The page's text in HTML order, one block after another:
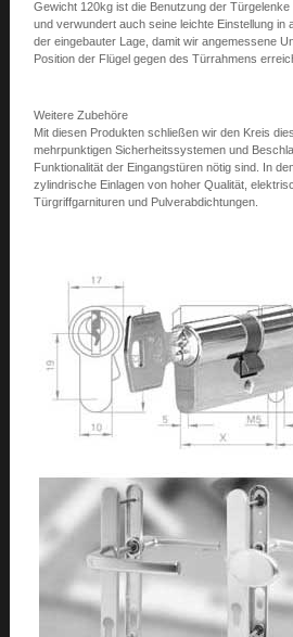
Gewicht 120kg ist die Benutzung der
und verwundert auch seine leichte Einstellung in
der eingebauter Lage, damit wir angemessene
Position der Flügel gegen des Türrahmens
Weitere Zubehöre
Mit diesen Produkten schließen wir den Kreis
mehrpunktigen Sicherheitssystemen und
Funktionalität der Eingangstüren nötig sind. In
zylindrische Einlagen von hoher Qualität,
Türgriffgarnituren und Pulverabdichtungen.